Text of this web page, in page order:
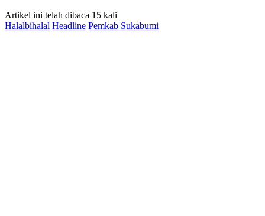
Artikel ini telah dibaca 15 kali
Halalbihalal Headline Pemkab Sukabumi